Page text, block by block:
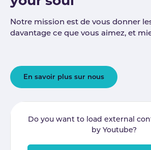
Notre mission est de vous donner
davantage ce que vous aimez, et
En savoir plus sur nous
Do you want to load external
by Youtube?